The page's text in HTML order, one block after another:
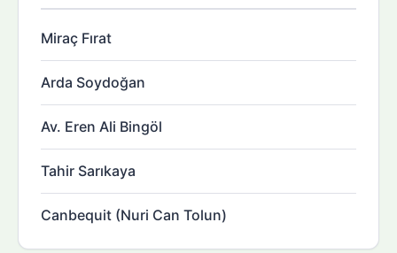
Miraç Fırat
Arda Soydoğan
Av. Eren Ali Bingöl
Tahir Sarıkaya
Canbequit (Nuri Can Tolun)